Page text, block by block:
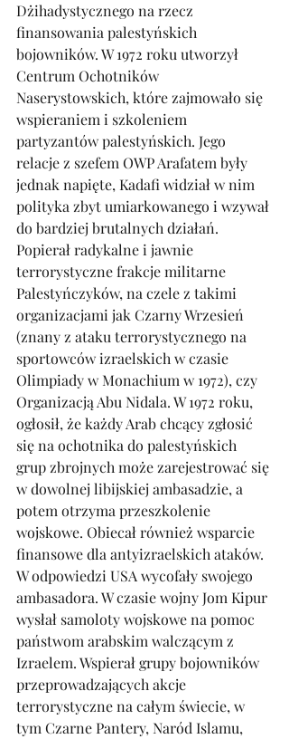
Dżihadystycznego na rzecz
finansowania palestyńskich
bojowników. W 1972 roku utworzył
Centrum Ochotników
Naserystowskich, które zajmowało się
wspieraniem i szkoleniem
partyzantów palestyńskich. Jego
relacje z szefem OWP Arafatem były
jednak napięte, Kadafi widział w nim
polityka zbyt umiarkowanego i wzywał
do bardziej brutalnych działań.
Popierał radykalne i jawnie
terrorystyczne frakcje militarne
Palestyńczyków, na czele z takimi
organizacjami jak Czarny Wrzesień
(znany z ataku terrorystycznego na
sportowców izraelskich w czasie
Olimpiady w Monachium w 1972), czy
Organizacją Abu Nidala. W 1972 roku,
ogłosił, że każdy Arab chcący zgłosić
się na ochotnika do palestyńskich
grup zbrojnych może zarejestrować się
w dowolnej libijskiej ambasadzie, a
potem otrzyma przeszkolenie
wojskowe. Obiecał również wsparcie
finansowe dla antyizraelskich ataków.
W odpowiedzi USA wycofały swojego
ambasadora. W czasie wojny Jom Kipur
wysłał samoloty wojskowe na pomoc
państwom arabskim walczącym z
Izraelem. Wspierał grupy bojowników
przeprowadzających akcje
terrorystyczne na całym świecie, w
tym Czarne Pantery, Naród Islamu,